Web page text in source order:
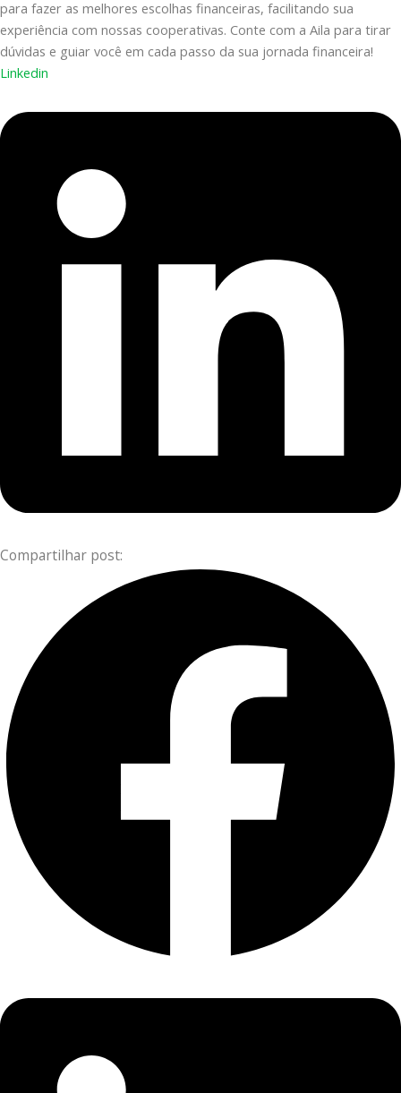
para fazer as melhores escolhas financeiras, facilitando sua
experiência com nossas cooperativas. Conte com a Aila para tirar
dúvidas e guiar você em cada passo da sua jornada financeira!
Linkedin
Compartilhar post: